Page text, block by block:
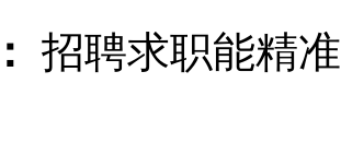
招聘求职能精